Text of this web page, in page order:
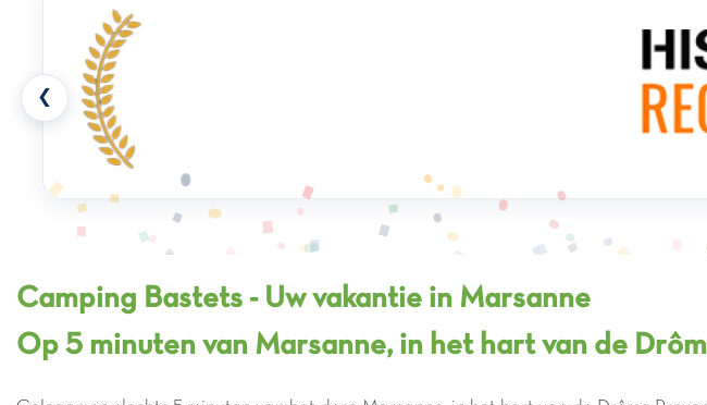
❮
Camping Bastets - Uw vakantie in Marsanne
Op 5 minuten van Marsanne, in het hart van de